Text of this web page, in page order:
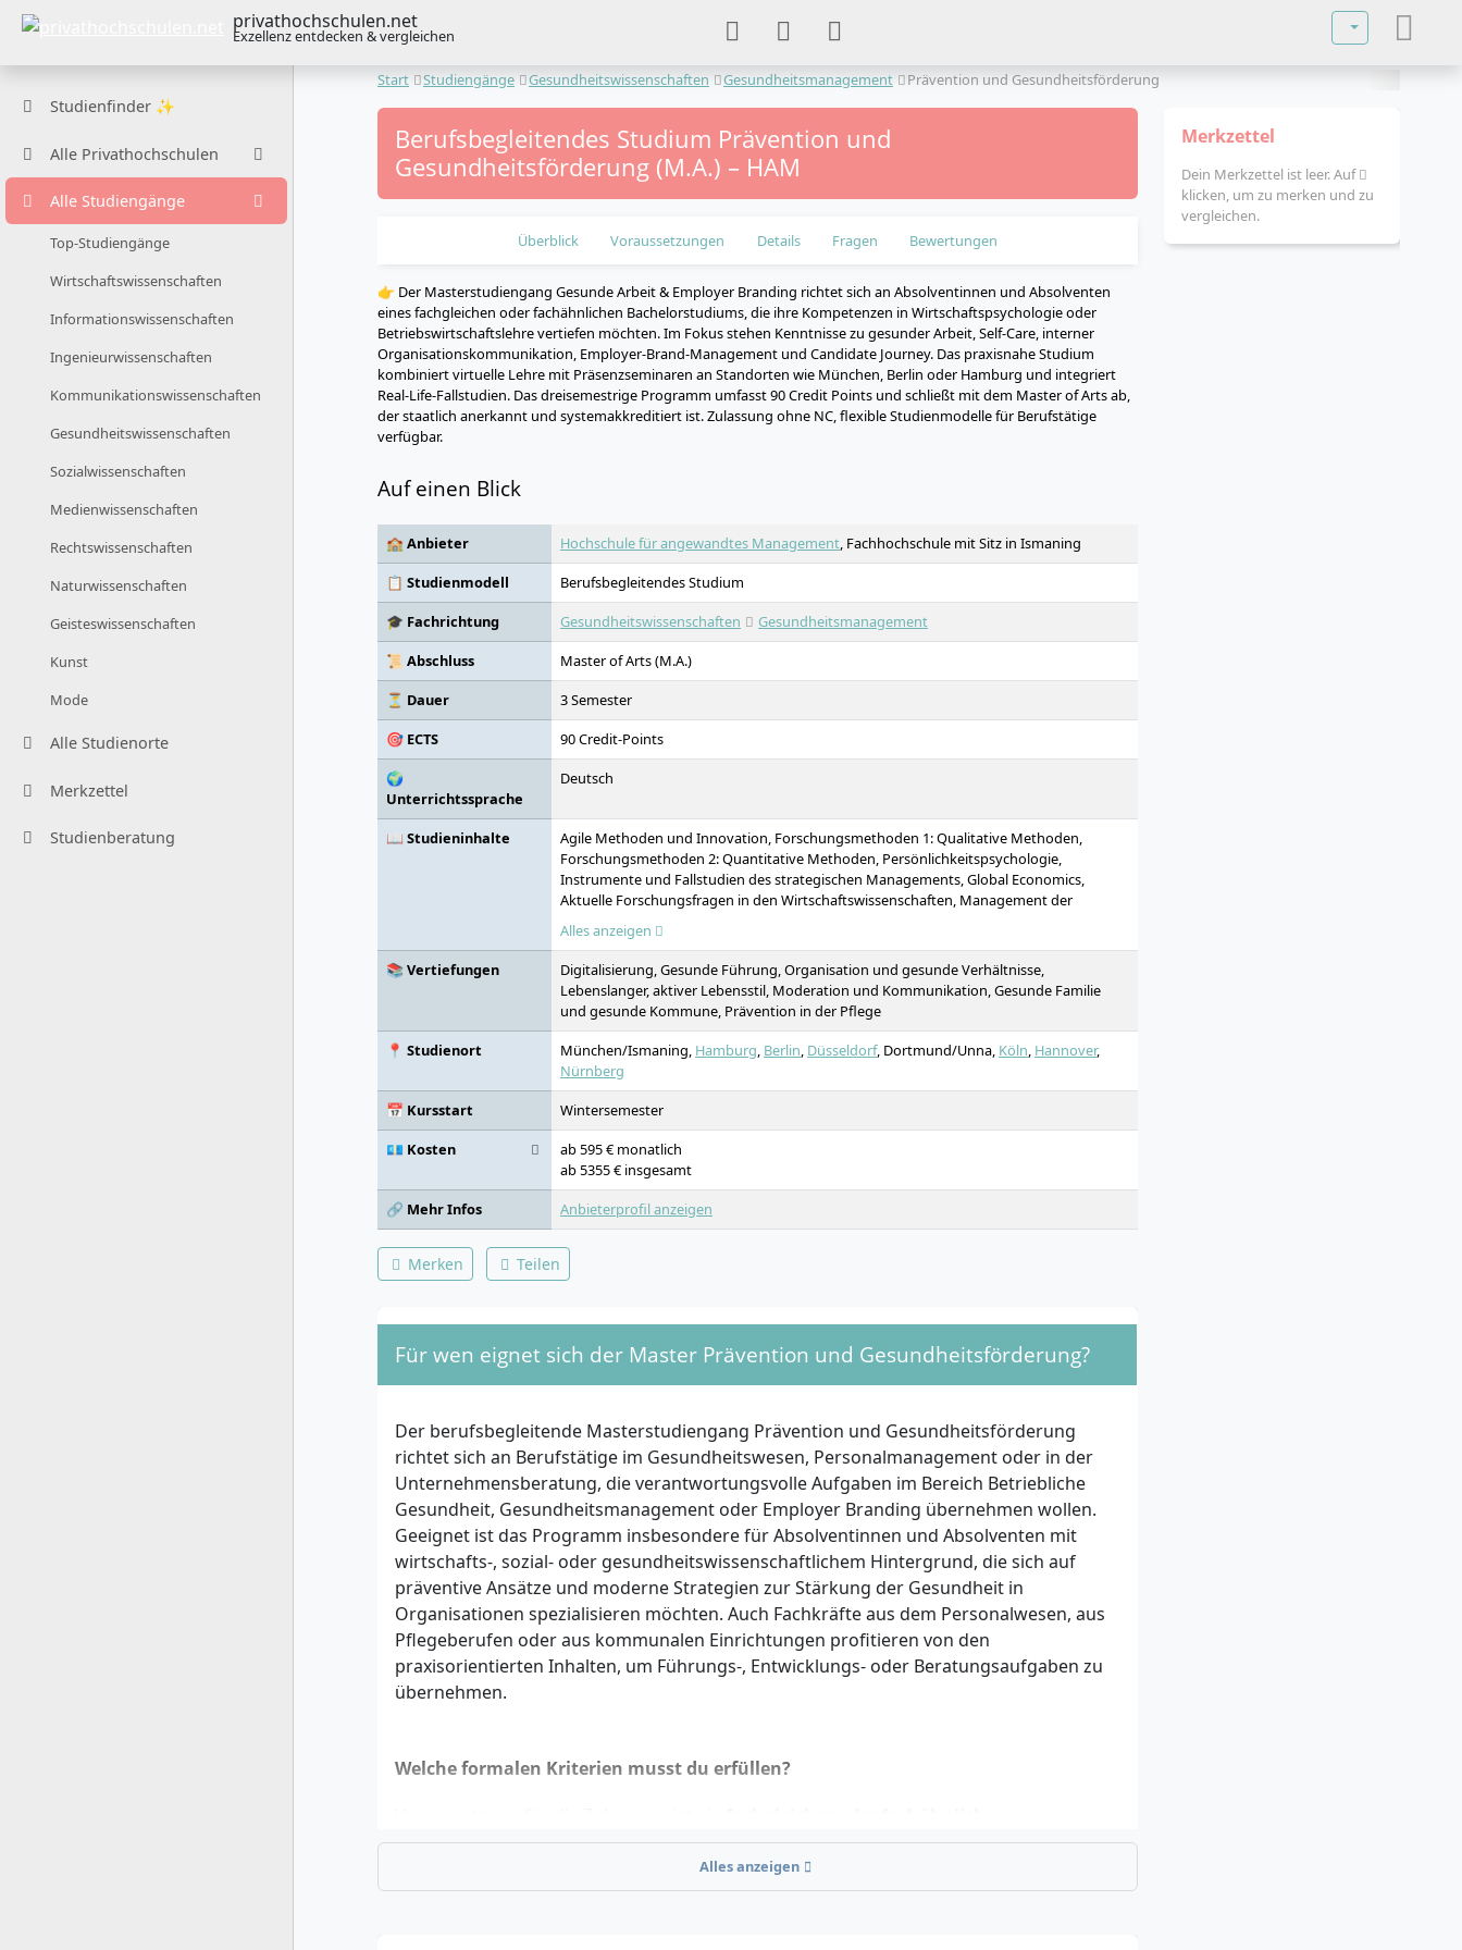
privathochschulen.net
Exzellenz entdecken & vergleichen
Sprache
Studienfinder ✨
Alle Privathochschulen
Alle Studiengänge
Top-Studiengänge
Wirtschaftswissenschaften
Informationswissenschaften
Ingenieurwissenschaften
Kommunikationswissenschaften
Gesundheitswissenschaften
Sozialwissenschaften
Medienwissenschaften
Rechtswissenschaften
Naturwissenschaften
Geisteswissenschaften
Kunst
Mode
Alle Studienorte
Merkzettel
Studienberatung
Start Studiengänge Gesundheitswissenschaften Gesundheitsmanagement Prävention und Gesundheitsförderung
Berufsbegleitendes Studium Prävention und
Gesundheitsförderung (M.A.) – HAM
Überblick Voraussetzungen Details Fragen Bewertungen
👉 Der Masterstudiengang Gesunde Arbeit & Employer Branding richtet sich an Absolventinnen und Absolventen
eines fachgleichen oder fachähnlichen Bachelorstudiums, die ihre Kompetenzen in Wirtschaftspsychologie oder
Betriebswirtschaftslehre vertiefen möchten. Im Fokus stehen Kenntnisse zu gesunder Arbeit, Self-Care, interner
Organisationskommunikation, Employer-Brand-Management und Candidate Journey. Das praxisnahe Studium
kombiniert virtuelle Lehre mit Präsenzseminaren an Standorten wie München, Berlin oder Hamburg und integriert
Real-Life-Fallstudien. Das dreisemestrige Programm umfasst 90 Credit Points und schließt mit dem Master of Arts ab,
der staatlich anerkannt und systemakkreditiert ist. Zulassung ohne NC, flexible Studienmodelle für Berufstätige
verfügbar.
Auf einen Blick
🏫 Anbieter Hochschule für angewandtes Management, Fachhochschule mit Sitz in Ismaning
📋 Studienmodell
Berufsbegleitendes Studium
🎓 Fachrichtung
Gesundheitswissenschaften
Gesundheitsmanagement
📜 Abschluss
Master of Arts (M.A.)
⏳ Dauer
3 Semester
🎯 ECTS
90 Credit-Points
🌍
Unterrichtssprache
Deutsch
📖 Studieninhalte
Agile Methoden und Innovation, Forschungsmethoden 1: Qualitative Methoden,
Forschungsmethoden 2: Quantitative Methoden, Persönlichkeitspsychologie,
Instrumente und Fallstudien des strategischen Managements, Global Economics,
Aktuelle Forschungsfragen in den Wirtschaftswissenschaften, Management der
Unternehmensentwicklung, Leadership, Anwendungsorientiertes Modul, Gesunde
Arbeit & Self-Care, Hybrides Arbeiten & Interne Kommunikation, Employer Branding &
Talentmanagement, Strategische Konzeption einer attraktiven Arbeitgebermarke,
Wahlpflichtmodul: Branchenspezifische Herausforderungen des Employer Branding,
Interkulturelles Management, Masterthesis
Alles anzeigen
📚 Vertiefungen
Digitalisierung, Gesunde Führung, Organisation und gesunde Verhältnisse,
Lebenslanger, aktiver Lebensstil, Moderation und Kommunikation, Gesunde Familie
und gesunde Kommune, Prävention in der Pflege
📍 Studienort
München/Ismaning, Hamburg, Berlin, Düsseldorf, Dortmund/Unna, Köln, Hannover,
Nürnberg
📅 Kursstart
Wintersemester
💶 Kosten
ab 595 € monatlich
ab 5355 € insgesamt
🔗 Mehr Infos
Anbieterprofil anzeigen
Merken Teilen
Für wen eignet sich der Master Prävention und Gesundheitsförderung?
Der berufsbegleitende Masterstudiengang Prävention und Gesundheitsförderung
richtet sich an Berufstätige im Gesundheitswesen, Personalmanagement oder in der
Unternehmensberatung, die verantwortungsvolle Aufgaben im Bereich Betriebliche
Gesundheit, Gesundheitsmanagement oder Employer Branding übernehmen wollen.
Geeignet ist das Programm insbesondere für Absolventinnen und Absolventen mit
wirtschafts-, sozial- oder gesundheitswissenschaftlichem Hintergrund, die sich auf
präventive Ansätze und moderne Strategien zur Stärkung der Gesundheit in
Organisationen spezialisieren möchten. Auch Fachkräfte aus dem Personalwesen, aus
Pflegeberufen oder aus kommunalen Einrichtungen profitieren von den
praxisorientierten Inhalten, um Führungs-, Entwicklungs- oder Beratungsaufgaben zu
übernehmen.
Welche formalen Kriterien musst du erfüllen?
Bachelorabschlussmit mindestens 180 ECTS-Punkten. Fachgleich gelten beispielsweise
Studiengänge der Wirtschaftspsychologie, Betriebswirtschaftslehre,
Gesundheitswissenschaften, Sozialwissenschaften oder verwandte Disziplinen. Falls du
Alles anzeigen
Merkzettel
Dein Merkzettel ist leer. Auf
klicken, um zu merken und zu
vergleichen.